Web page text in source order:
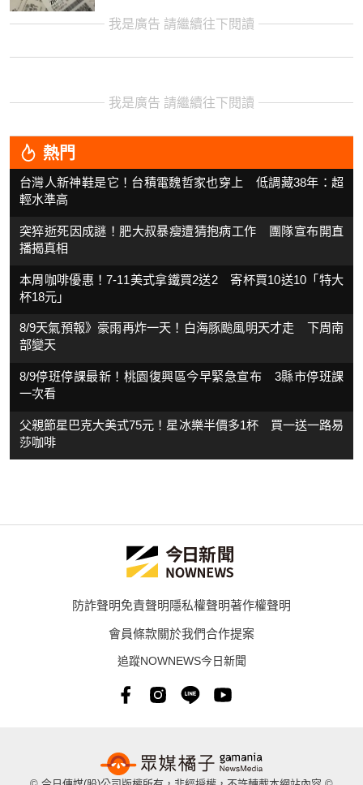
我是廣告 請繼續往下閱讀
我是廣告 請繼續往下閱讀
熱門
台灣人新神鞋是它！台積電魏哲家也穿上 低調藏38年：超
輕水準高
突猝逝死因成謎！肥大叔暴瘦遭猜抱病工作 團隊宣布開直
播揭真相
本周咖啡優惠！7-11美式拿鐵買2送2 寄杯買10送10「特大
杯18元」
8/9天氣預報》豪雨再炸一天！白海豚颱風明天才走 下周南
部變天
8/9停班停課最新！桃園復興區今早緊急宣布 3縣市停班課
一次看
父親節星巴克大美式75元！星冰樂半價多1杯 買一送一路易
莎咖啡
防詐聲明免責聲明隱私權聲明著作權聲明
會員條款關於我們合作提案
追蹤NOWNEWS今日新聞